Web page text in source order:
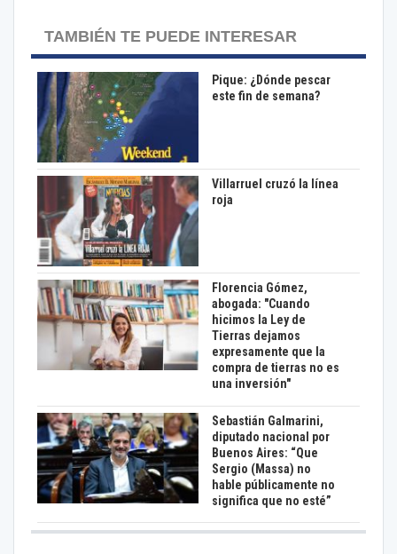
TAMBIÉN TE PUEDE INTERESAR
Pique: ¿Dónde pescar
este fin de semana?
Villarruel cruzó la línea
roja
Florencia Gómez,
abogada: "Cuando
hicimos la Ley de
Tierras dejamos
expresamente que la
compra de tierras no es
una inversión"
Sebastián Galmarini,
diputado nacional por
Buenos Aires: “Que
Sergio (Massa) no
hable públicamente no
significa que no esté”